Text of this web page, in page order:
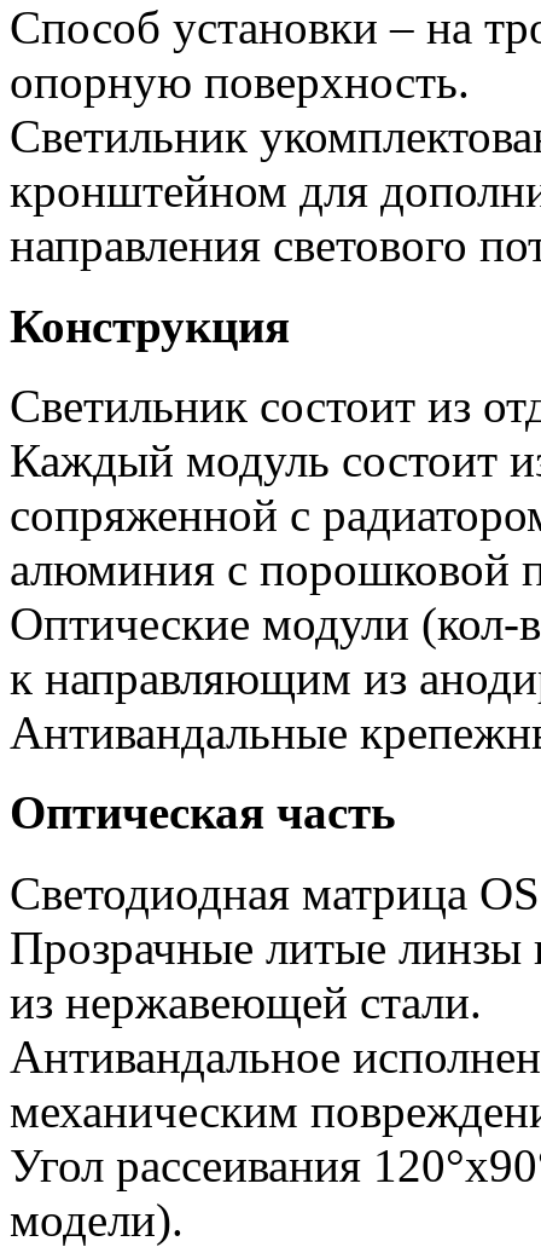
Способ установки – на
опорную поверхность.
Светильник
кронштейном для
направления светового
Конструкция
Светильник состоит из
Каждый модуль состоит
сопряженной с
алюминия с порошковой
Оптические модули (кол-
к направляющим из
Антивандальные
Оптическая часть
Светодиодная матрица
Прозрачные литые линзы
из нержавеющей стали.
Антивандальное
механическим
Угол рассеивания
модели).